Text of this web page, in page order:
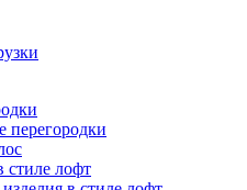
перегородки
стиле лофт